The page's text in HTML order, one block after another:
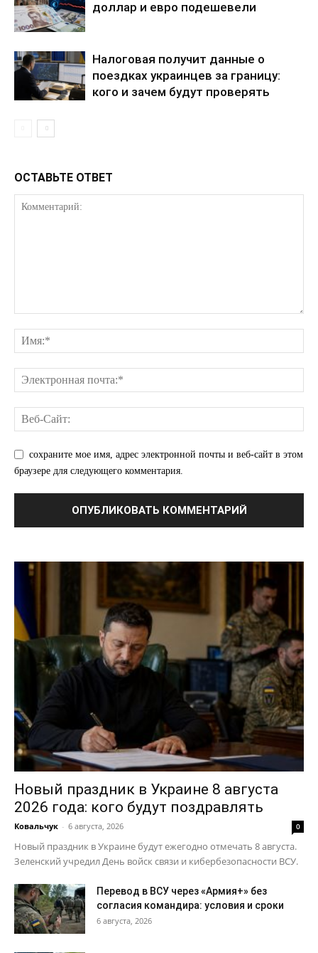
Подписка
Мой аккаунт
Реклама
Контакты
доллар и евро подешевели
Налоговая получит данные о
поездках украинцев за границу:
кого и зачем будут проверять
ОСТАВЬТЕ ОТВЕТ
сохраните мое имя, адрес электронной почты и веб-сайт в этом
браузере для следующего комментария.
Новый праздник в Украине 8 августа
2026 года: кого будут поздравлять
Ковальчук - 6 августа, 2026 0
Новый праздник в Украине будут ежегодно отмечать 8 августа.
Зеленский учредил День войск связи и кибербезопасности ВСУ.
Перевод в ВСУ через «Армия+» без
согласия командира: условия и сроки
6 августа, 2026